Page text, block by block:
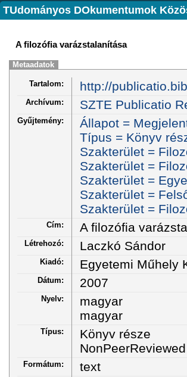
TUdományos DOkumentumok
A filozófia varázstalanítása
Metaadatok
Tartalom: http://
Archívum: SZTE Publicatio
Gyűjtemény:
Állapot =
Típus = Könyv
Szakterület =
Szakterület =
Szakterület =
Szakterület =
Szakterület =
Cím: A filozófia
Létrehozó: Laczkó Sándor
Kiadó: Egyetemi Műhely
Dátum: 2007
Nyelv:
magyar
magyar
Típus:
Könyv része
NonPeerReviewed
Formátum: text